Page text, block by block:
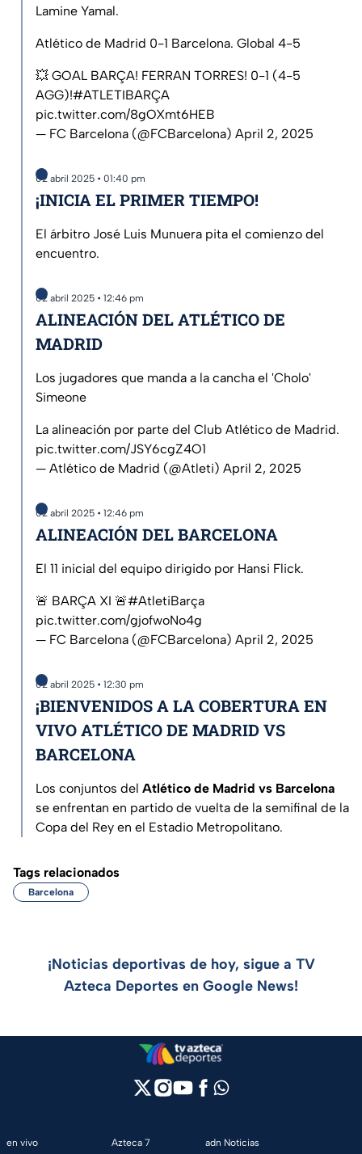
Lamine Yamal.
Atlético de Madrid 0-1 Barcelona. Global 4-5
💥 GOAL BARÇA! FERRAN TORRES! 0-1 (4-5
AGG)!#ATLETIBARÇA
pic.twitter.com/8gOXmt6HEB
— FC Barcelona (@FCBarcelona) April 2, 2025
02 abril 2025 • 01:40 pm
¡INICIA EL PRIMER TIEMPO!
El árbitro José Luis Munuera pita el comienzo del
encuentro.
02 abril 2025 • 12:46 pm
ALINEACIÓN DEL ATLÉTICO DE
MADRID
Los jugadores que manda a la cancha el 'Cholo'
Simeone
La alineación por parte del Club Atlético de Madrid.
pic.twitter.com/JSY6cgZ4O1
— Atlético de Madrid (@Atleti) April 2, 2025
02 abril 2025 • 12:46 pm
ALINEACIÓN DEL BARCELONA
El 11 inicial del equipo dirigido por Hansi Flick.
🚨 BARÇA XI 🚨#AtletiBarça
pic.twitter.com/gjofwoNo4g
— FC Barcelona (@FCBarcelona) April 2, 2025
02 abril 2025 • 12:30 pm
¡BIENVENIDOS A LA COBERTURA EN
VIVO ATLÉTICO DE MADRID VS
BARCELONA
Los conjuntos del Atlético de Madrid vs Barcelona
se enfrentan en partido de vuelta de la semifinal de la
Copa del Rey en el Estadio Metropolitano.
Tags relacionados
Barcelona
¡Noticias deportivas de hoy, sigue a TV
Azteca Deportes en Google News!
en vivo Azteca 7 adn Noticias